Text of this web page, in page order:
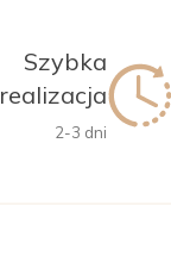
Szybka
realizacja
2-3 dni